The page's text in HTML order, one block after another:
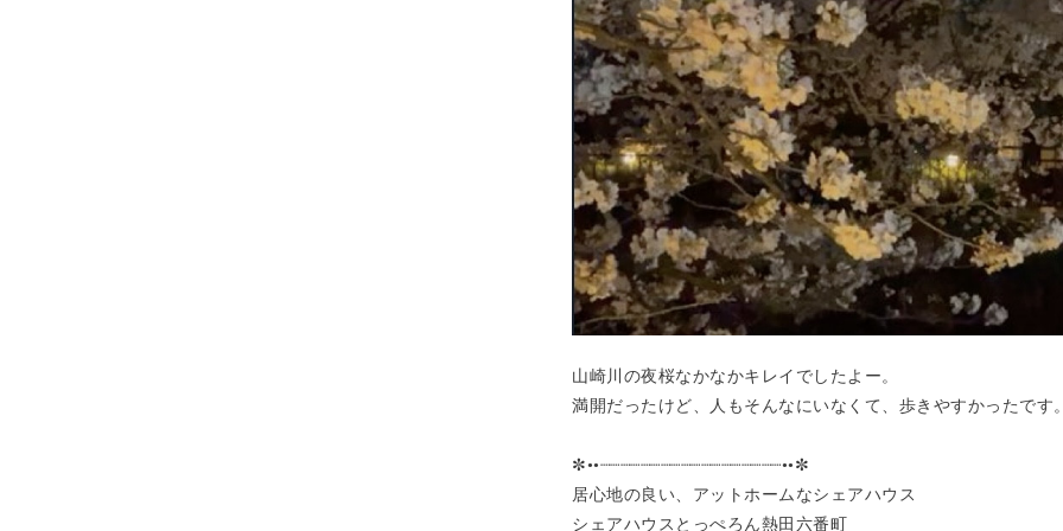
山崎川の夜桜なかなかキレイでしたよー。
満開だったけど、人もそんなにいなくて、歩きやすかったです
✼••┈┈┈┈┈┈┈┈┈┈┈┈┈┈┈┈┈┈••✼
居心地の良い、アットホームなシェアハウス
シェアハウスとっぺろん熱田六番町